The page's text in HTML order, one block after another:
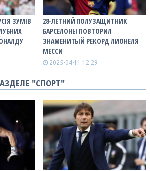
ЗУМІВ
28-ЛЕТНИЙ ПОЛУЗАЩИТНИК
БАРСЕЛОНЫ ПОВТОРИЛ
ЗНАМЕНИТЫЙ РЕКОРД ЛИОНЕЛЯ
МЕССИ
2025-04-11 12:29
"СПОРТ"